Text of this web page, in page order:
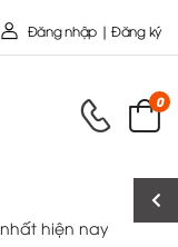
Thất Toàn Cầu - Công
Đăng nhập | Đăng ký
0
hiện nay